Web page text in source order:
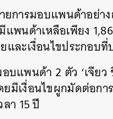
การมอบแพนด้าอย่า
พนด้าเหลือเพียง
และเงื่อนไขประกอ
แพนด้า 2 ตัว ‘เจียว
ยมีเงื่อนไขผูกมัดต่อ
า 15 ปี